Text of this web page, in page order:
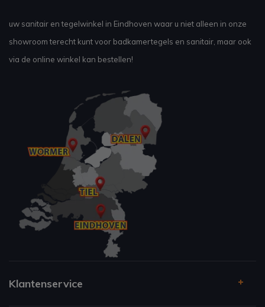
uw sanitair en tegelwinkel in Eindhoven waar u niet alleen in onze
showroom terecht kunt voor badkamertegels en sanitair, maar ook
via de online winkel kan bestellen!
Klantenservice